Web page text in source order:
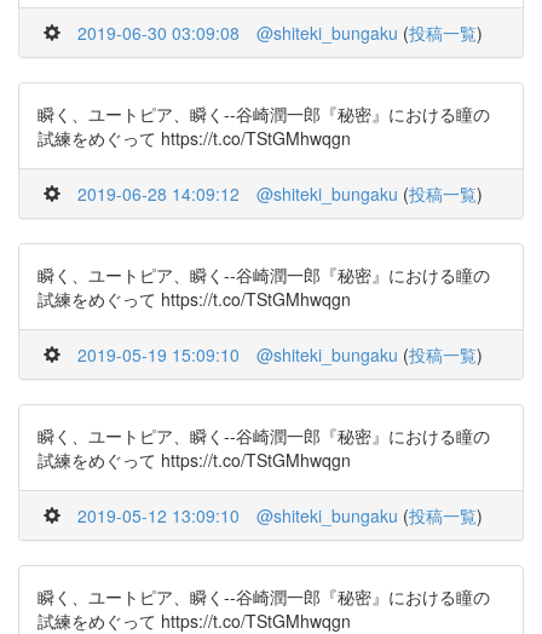
2019-06-30 03:09:08 @shiteki_bungaku (投稿一覧)
瞬く、ユートピア、瞬く--谷崎潤一郎『秘密』における瞳の
試練をめぐって https://t.co/TStGMhwqgn
2019-06-28 14:09:12 @shiteki_bungaku (投稿一覧)
瞬く、ユートピア、瞬く--谷崎潤一郎『秘密』における瞳の
試練をめぐって https://t.co/TStGMhwqgn
2019-05-19 15:09:10 @shiteki_bungaku (投稿一覧)
瞬く、ユートピア、瞬く--谷崎潤一郎『秘密』における瞳の
試練をめぐって https://t.co/TStGMhwqgn
2019-05-12 13:09:10 @shiteki_bungaku (投稿一覧)
瞬く、ユートピア、瞬く--谷崎潤一郎『秘密』における瞳の
試練をめぐって https://t.co/TStGMhwqgn